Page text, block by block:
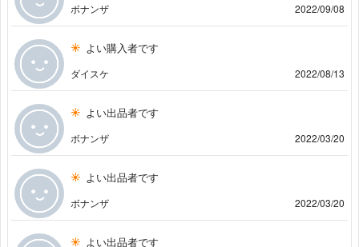
ボナンザ 2022/09/08
よい購入者です
ダイスケ 2022/08/13
よい出品者です
ボナンザ 2022/03/20
よい出品者です
ボナンザ 2022/03/20
よい出品者です